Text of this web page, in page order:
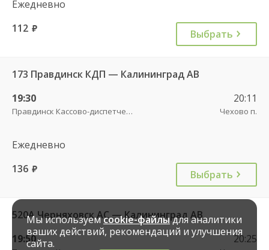
Ежедневно
112 руб. Выбрать
173 Правдинск КДП — Калининград АВ
19:30
Правдинск Кассово-диспетчерский пункт
20:11
Чехово п.
Ежедневно
136 руб. Выбрать
520А Черняховск АС — Калининград АВ
19:50
20:25
Мы используемcookie-файлыдля аналитики
ваших действий, рекомендаций и улучшения
сайта.